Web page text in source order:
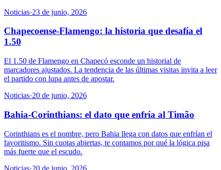
Noticias·23 de junio, 2026
Chapecoense-Flamengo: la historia que desafía el
1.50
El 1.50 de Flamengo en Chapecó esconde un historial de
marcadores ajustados. La tendencia de las últimas visitas invita a leer
el partido con lupa antes de apostar.
Noticias·20 de junio, 2026
Bahia-Corinthians: el dato que enfría al Timão
Corinthians es el nombre, pero Bahia llega con datos que enfrían el
favoritismo. Sin cuotas abiertas, te contamos por qué la lógica pisa
más fuerte que el escudo.
Noticias·20 de junio, 2026